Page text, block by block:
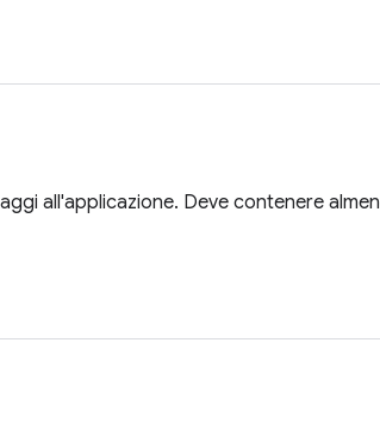
all'applicazione. Deve contenere